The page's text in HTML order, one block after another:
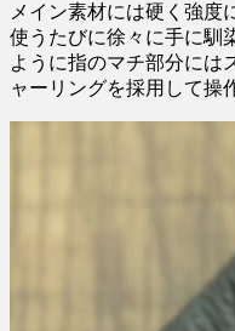
メイン素材には硬く強度
使うたびに徐々に手に馴
ように指のマチ部分には
ャーリングを採用して操